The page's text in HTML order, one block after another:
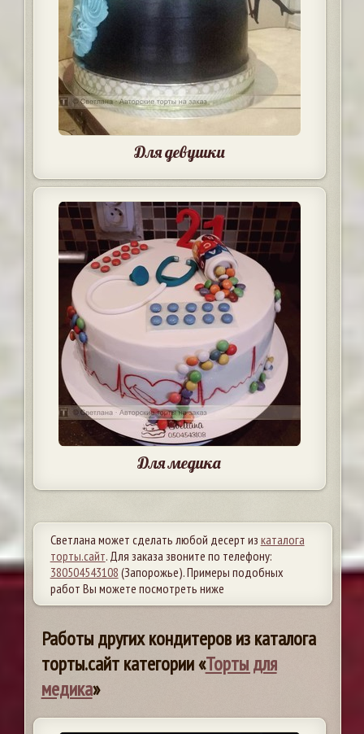
Для девушки
Для медика
Светлана может сделать любой десерт из каталога
торты.сайт. Для заказа звоните по телефону:
380504543108 (Запорожье). Примеры подобных
работ Вы можете посмотреть ниже
Работы других кондитеров из каталога
торты.сайт категории «Торты для
медика»